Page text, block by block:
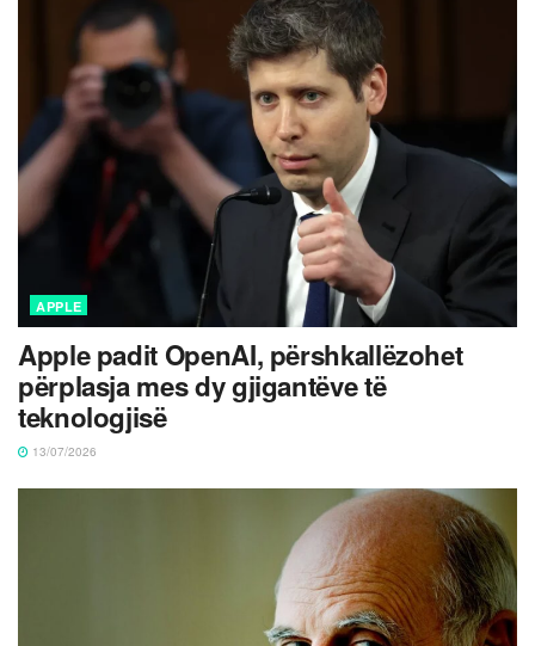
APPLE
Apple padit OpenAI, përshkallëzohet
përplasja mes dy gjigantëve të
teknologjisë
13/07/2026